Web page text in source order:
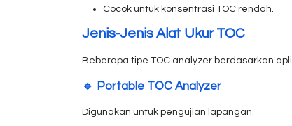
Cocok untuk konsentrasi TOC rendah.
Jenis-Jenis Alat Ukur TOC
Beberapa tipe TOC analyzer berdasarkan
🔹 Portable TOC Analyzer
Digunakan untuk pengujian lapangan.